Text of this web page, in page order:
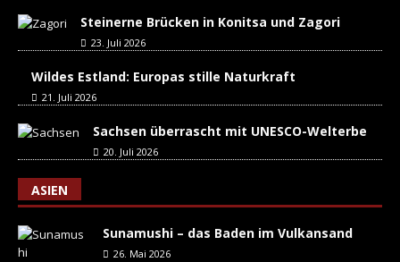
Steinerne Brücken in Konitsa und Zagori
23. Juli 2026
Wildes Estland: Europas stille Naturkraft
21. Juli 2026
Sachsen überrascht mit UNESCO-Welterbe
20. Juli 2026
ASIEN
Sunamushi – das Baden im Vulkansand
26. Mai 2026